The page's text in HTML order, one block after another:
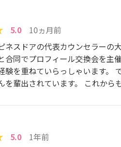
5.0
10ヵ月前
ネスドアの代表カウンセラーの
合同でプロフィール交換会を主
験を重ねていらっしゃいます。
を輩出されています。 これから
5.0
1年前